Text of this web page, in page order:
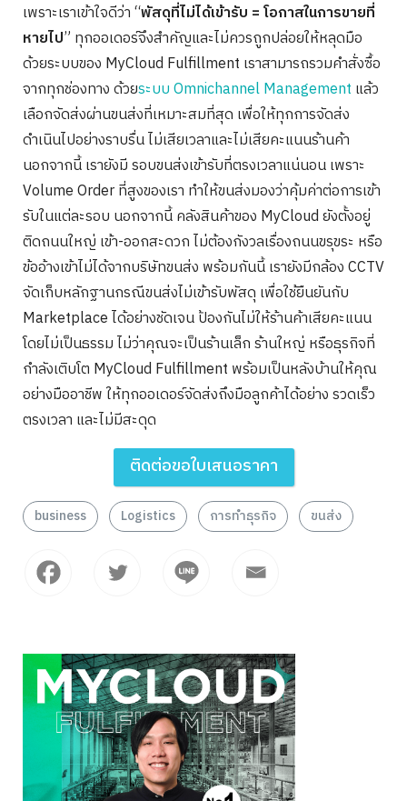
เพราะเราเข้าใจดีว่า “พัสดุที่ไม่ได้เข้ารับ = โอกาสในการขายที่
หายไป” ทุกออเดอร์จึงสำคัญและไม่ควรถูกปล่อยให้หลุดมือ
ด้วยระบบของ MyCloud Fulfillment เราสามารถรวมคำสั่งซื้อ
จากทุกช่องทาง ด้วยระบบ Omnichannel Management แล้ว
เลือกจัดส่งผ่านขนส่งที่เหมาะสมที่สุด เพื่อให้ทุกการจัดส่ง
ดำเนินไปอย่างราบรื่น ไม่เสียเวลาและไม่เสียคะแนนร้านค้า
นอกจากนี้ เรายังมี รอบขนส่งเข้ารับที่ตรงเวลาแน่นอน เพราะ
Volume Order ที่สูงของเรา ทำให้ขนส่งมองว่าคุ้มค่าต่อการเข้า
รับในแต่ละรอบ นอกจากนี้ คลังสินค้าของ MyCloud ยังตั้งอยู่
ติดถนนใหญ่ เข้า-ออกสะดวก ไม่ต้องกังวลเรื่องถนนขรุขระ หรือ
ข้ออ้างเข้าไม่ได้จากบริษัทขนส่ง พร้อมกันนี้ เรายังมีกล้อง CCTV
จัดเก็บหลักฐานกรณีขนส่งไม่เข้ารับพัสดุ เพื่อใช้ยืนยันกับ
Marketplace ได้อย่างชัดเจน ป้องกันไม่ให้ร้านค้าเสียคะแนน
โดยไม่เป็นธรรม ไม่ว่าคุณจะเป็นร้านเล็ก ร้านใหญ่ หรือธุรกิจที่
กำลังเติบโต MyCloud Fulfillment พร้อมเป็นหลังบ้านให้คุณ
อย่างมืออาชีพ ให้ทุกออเดอร์จัดส่งถึงมือลูกค้าได้อย่าง รวดเร็ว
ตรงเวลา และไม่มีสะดุด
ติดต่อขอใบเสนอราคา
business Logistics การทำธุรกิจ ขนส่ง